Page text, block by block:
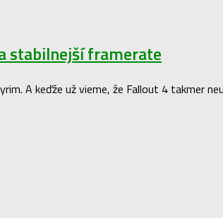
stabilnejší framerate
A keďže už vieme, že Fallout 4 takmer